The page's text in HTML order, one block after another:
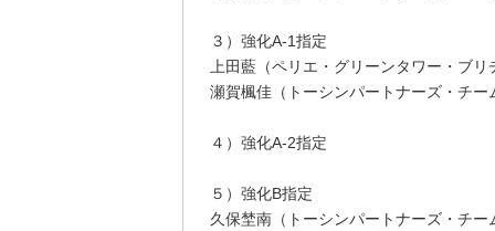
３）強化A-1指定
上田藍（ペリエ・グリーンタワー・ブ
瀬賀楓佳（トーシンパートナーズ・チー
４）強化A-2指定
５）強化B指定
久保埜南（トーシンパートナーズ・チー